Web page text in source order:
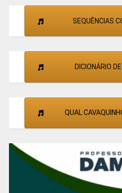
SEQUÊNCIAS
DICIONÁRIO
QUAL